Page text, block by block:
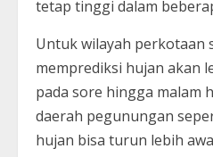
tetap tinggi dalam
Untuk wilayah perkotaan
memprediksi hujan akan
pada sore hingga malam
daerah pegunungan
hujan bisa turun lebih